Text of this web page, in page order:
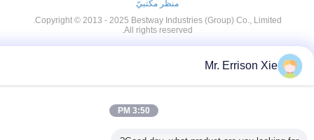
Copyright © 2013 - 2025 Bestway Industries (Group) Co.,
All rights reserved.
Mr. Errison